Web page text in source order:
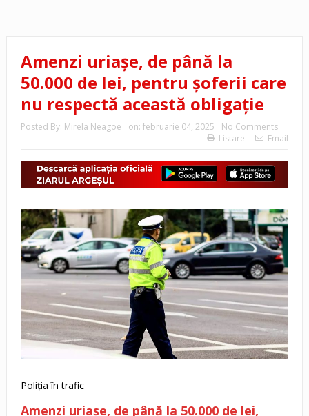
Amenzi uriașe, de până la
50.000 de lei, pentru șoferii care
nu respectă această obligație
Posted By: Mirela Neagoe on: februarie 04, 2025
No Comments
Listare
Email
Poliția în trafic
Amenzi uriașe, de până la 50.000 de lei,